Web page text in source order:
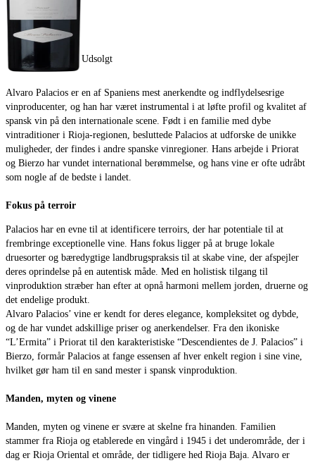
Udsolgt
Alvaro Palacios er en af Spaniens mest anerkendte og indflydelsesrige
vinproducenter, og han har været instrumental i at løfte profil og kvalitet af
spansk vin på den internationale scene. Født i en familie med dybe
vintraditioner i Rioja-regionen, besluttede Palacios at udforske de unikke
muligheder, der findes i andre spanske vinregioner. Hans arbejde i Priorat
og Bierzo har vundet international berømmelse, og hans vine er ofte udråbt
som nogle af de bedste i landet.
Fokus på terroir
Palacios har en evne til at identificere terroirs, der har potentiale til at
frembringe exceptionelle vine. Hans fokus ligger på at bruge lokale
druesorter og bæredygtige landbrugspraksis til at skabe vine, der afspejler
deres oprindelse på en autentisk måde. Med en holistisk tilgang til
vinproduktion stræber han efter at opnå harmoni mellem jorden, druerne og
det endelige produkt.
Alvaro Palacios’ vine er kendt for deres elegance, kompleksitet og dybde,
og de har vundet adskillige priser og anerkendelser. Fra den ikoniske
“L’Ermita” i Priorat til den karakteristiske “Descendientes de J. Palacios” i
Bierzo, formår Palacios at fange essensen af hver enkelt region i sine vine,
hvilket gør ham til en sand mester i spansk vinproduktion.
Manden, myten og vinene
Manden, myten og vinene er svære at skelne fra hinanden. Familien
stammer fra Rioja og etablerede en vingård i 1945 i det underområde, der i
dag er Rioja Oriental et område, der tidligere hed Rioja Baja. Alvaro er